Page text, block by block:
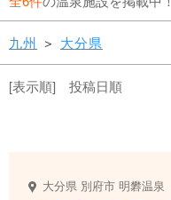
九州 ＞ 大分県
[表示順] 投稿日順
大分県 別府市 明礬温泉